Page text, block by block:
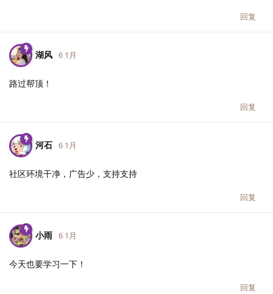
回复
湖风 6 1月
路过帮顶！
回复
河石 6 1月
社区环境干净，广告少，支持支持
回复
小雨 6 1月
今天也要学习一下！
回复